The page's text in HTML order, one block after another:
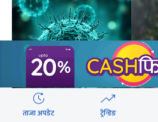
ताजा अपडेट ट्रेन्डिङ